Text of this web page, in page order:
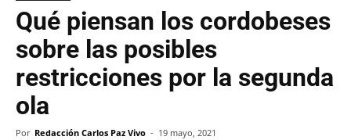
Qué piensan los cordobeses
sobre las posibles
restricciones por la segunda
ola
Por Redacción Carlos Paz Vivo - 19 mayo, 2021